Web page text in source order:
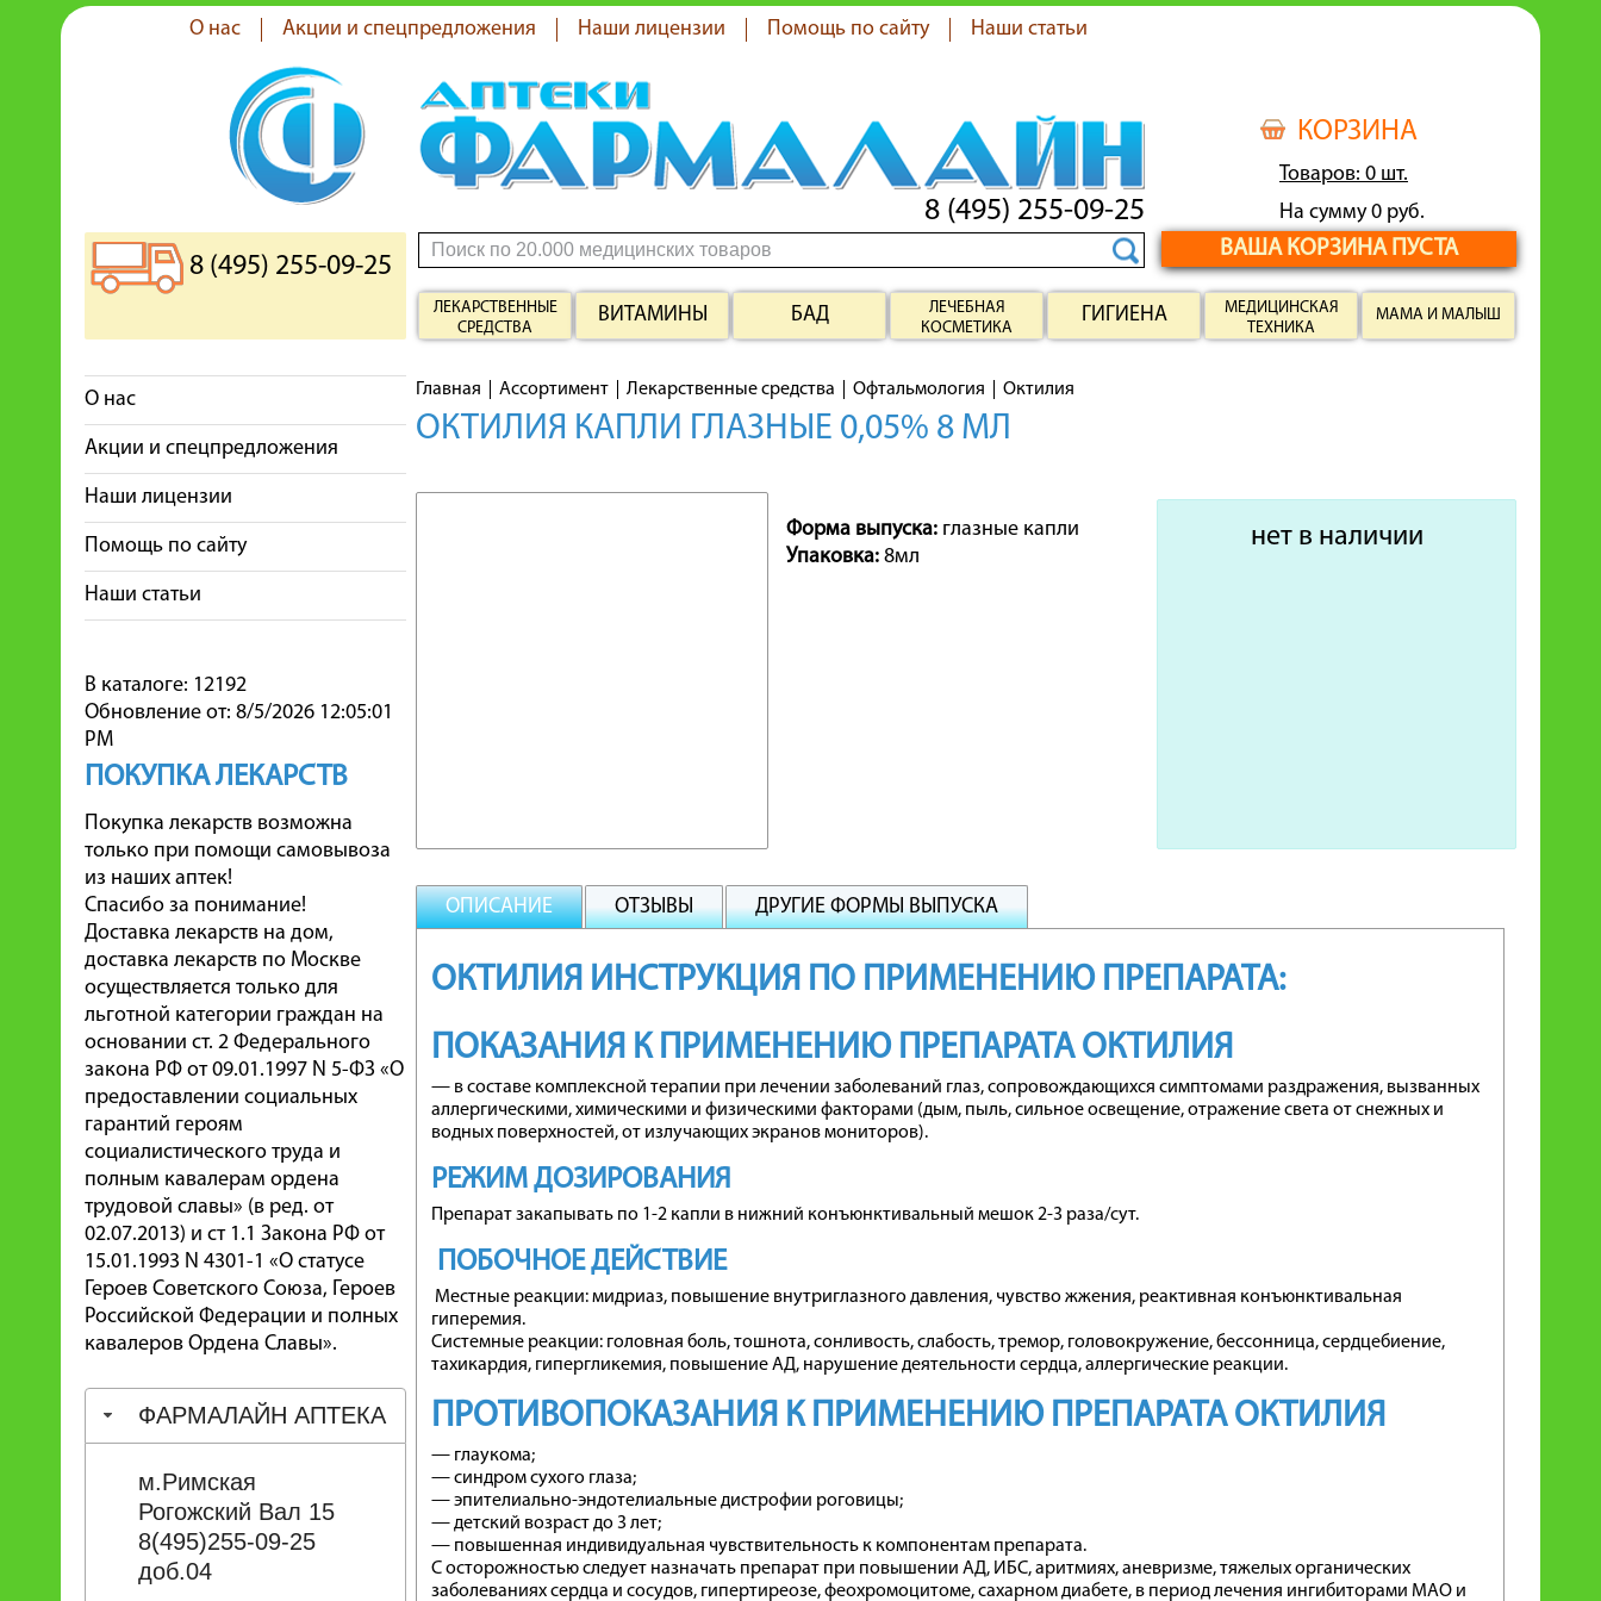
О нас Акции и спецпредложения Наши лицензии Помощь по сайту Наши статьи
КОРЗИНА
Товаров: 0 шт.
На сумму 0 руб.
ВАША КОРЗИНА ПУСТА
8 (495) 255-09-25
8 (495) 255-09-25
ЛЕКАРСТВЕННЫЕ
СРЕДСТВА
ВИТАМИНЫ БАД
ЛЕЧЕБНАЯ
КОСМЕТИКА
ГИГИЕНА
МЕДИЦИНСКАЯ
ТЕХНИКА
МАМА И МАЛЫШ
О нас
Акции и спецпредложения
Наши лицензии
Помощь по сайту
Наши статьи
В каталоге: 12192
Обновление от: 8/5/2026 12:05:01
PM
ПОКУПКА ЛЕКАРСТВ
Покупка лекарств возможна
только при помощи самовывоза
из наших аптек!
Спасибо за понимание!
Доставка лекарств на дом,
доставка лекарств по Москве
осуществляется только для
льготной категории граждан на
основании ст. 2 Федерального
закона РФ от 09.01.1997 N 5-ФЗ «О
предоставлении социальных
гарантий героям
социалистического труда и
полным кавалерам ордена
трудовой славы» (в ред. от
02.07.2013) и ст 1.1 Закона РФ от
15.01.1993 N 4301-1 «О статусе
Героев Советского Союза, Героев
Российской Федерации и полных
кавалеров Ордена Славы».
ФАРМАЛАЙН АПТЕКА
м.Римская
Рогожский Вал 15
8(495)255-09-25
доб.04
Главная Ассортимент Лекарственные средства Офтальмология Октилия
ОКТИЛИЯ КАПЛИ ГЛАЗНЫЕ 0,05% 8 МЛ
Форма выпуска: глазные капли
Упаковка: 8мл
нет в наличии
ОПИСАНИЕ ОТЗЫВЫ ДРУГИЕ ФОРМЫ ВЫПУСКА
ОКТИЛИЯ ИНСТРУКЦИЯ ПО ПРИМЕНЕНИЮ ПРЕПАРАТА:
ПОКАЗАНИЯ К ПРИМЕНЕНИЮ ПРЕПАРАТА ОКТИЛИЯ
— в составе комплексной терапии при лечении заболеваний глаз, сопровождающихся симптомами раздражения, вызванных
аллергическими, химическими и физическими факторами (дым, пыль, сильное освещение, отражение света от снежных и
водных поверхностей, от излучающих экранов мониторов).
РЕЖИМ ДОЗИРОВАНИЯ
Препарат закапывать по 1-2 капли в нижний конъюнктивальный мешок 2-3 раза/сут.
ПОБОЧНОЕ ДЕЙСТВИЕ
Местные реакции: мидриаз, повышение внутриглазного давления, чувство жжения, реактивная конъюнктивальная
гиперемия.
Системные реакции: головная боль, тошнота, сонливость, слабость, тремор, головокружение, бессонница, сердцебиение,
тахикардия, гипергликемия, повышение АД, нарушение деятельности сердца, аллергические реакции.
ПРОТИВОПОКАЗАНИЯ К ПРИМЕНЕНИЮ ПРЕПАРАТА ОКТИЛИЯ
— глаукома;
— синдром сухого глаза;
— эпителиально-эндотелиальные дистрофии роговицы;
— детский возраст до 3 лет;
— повышенная индивидуальная чувствительность к компонентам препарата.
С осторожностью следует назначать препарат при повышении АД, ИБС, аритмиях, аневризме, тяжелых органических
заболеваниях сердца и сосудов, гипертиреозе, феохромоцитоме, сахарном диабете, в период лечения ингибиторами МАО и